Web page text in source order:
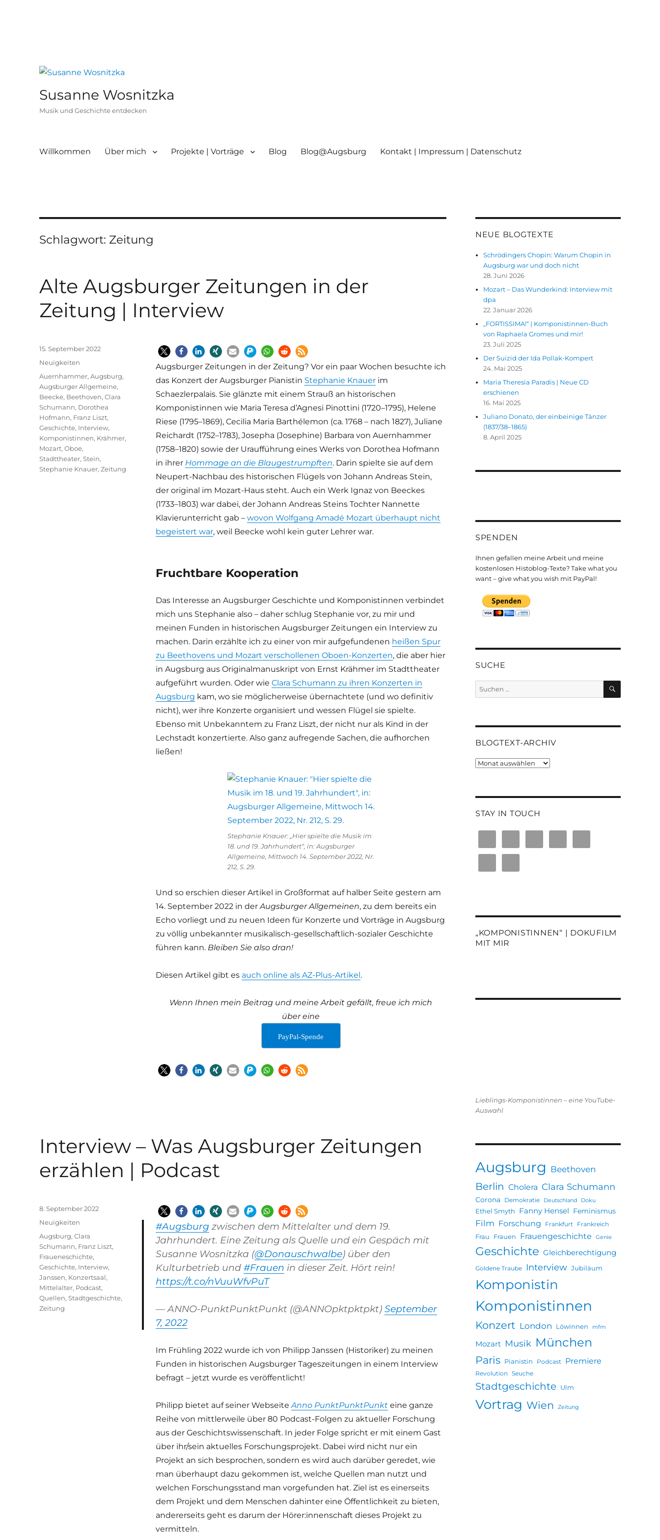
Susanne Wosnitzka
Musik und Geschichte entdecken
Willkommen Über mich Projekte | Vorträge Blog Blog@Augsburg Kontakt | Impressum | Datenschutz
Schlagwort: Zeitung
Alte Augsburger Zeitungen in der
Zeitung | Interview
Augsburger Zeitungen in der Zeitung? Vor ein paar Wochen besuchte ich
das Konzert der Augsburger Pianistin Stephanie Knauerim
Schaezlerpalais. Sie glänzte mit einem Strauß an historischen
Komponistinnen wie Maria Teresa d’Agnesi Pinottini (1720–1795), Helene
Riese (1795–1869), Cecilia Maria Barthélemon (ca. 1768 – nach 1827), Juliane
Reichardt (1752–1783), Josepha (Josephine) Barbara von Auernhammer
(1758–1820) sowie der Uraufführung eines Werks von Dorothea Hofmann
in ihrer Hommage an die Blaugestrumpften. Darin spielte sie auf dem
Neupert-Nachbau des historischen Flügels von Johann Andreas Stein,
der original im Mozart-Haus steht. Auch ein Werk Ignaz von Beeckes
(1733–1803) war dabei, der Johann Andreas Steins Tochter Nannette
Klavierunterricht gab – wovon Wolfgang Amadé Mozart überhaupt nicht
begeistert war, weil Beecke wohl kein guter Lehrer war.
Fruchtbare Kooperation
Das Interesse an Augsburger Geschichte und Komponistinnen verbindet
mich uns Stephanie also – daher schlug Stephanie vor, zu mir und
meinen Funden in historischen Augsburger Zeitungen ein Interview zu
machen. Darin erzählte ich zu einer von mir aufgefundenen heißen Spur
zu Beethovens und Mozart verschollenen Oboen-Konzerten, die aber hier
in Augsburg aus Originalmanuskript von Ernst Krähmer im Stadttheater
aufgeführt wurden. Oder wie Clara Schumann zu ihren Konzerten in
Augsburg kam, wo sie möglicherweise übernachtete (und wo definitiv
nicht), wer ihre Konzerte organisiert und wessen Flügel sie spielte.
Ebenso mit Unbekanntem zu Franz Liszt, der nicht nur als Kind in der
Lechstadt konzertierte. Also ganz aufregende Sachen, die aufhorchen
ließen!
Stephanie Knauer: „Hier spielte die Musik im
18. und 19. Jahrhundert“, in: Augsburger
Allgemeine, Mittwoch 14. September 2022, Nr.
212, S. 29.
Und so erschien dieser Artikel in Großformat auf halber Seite gestern am
14. September 2022 in derAugsburger Allgemeinen, zu dem bereits ein
Echo vorliegt und zu neuen Ideen für Konzerte und Vorträge in Augsburg
zu völlig unbekannter musikalisch-gesellschaftlich-sozialer Geschichte
führen kann. Bleiben Sie also dran!
Diesen Artikel gibt es auch online als AZ-Plus-Artikel.
Wenn Ihnen mein Beitrag und meine Arbeit gefällt, freue ich mich
über eine
PayPal-Spende
Veröffentlicht
15. September 2022
Kategorien
Neuigkeiten
Schlagwörter
Auernhammer,Augsburg,
Augsburger Allgemeine,
Beecke, Beethoven,Clara
Schumann, Dorothea
Hofmann, Franz Liszt,
Geschichte, Interview,
Komponistinnen, Krähmer,
Mozart,Oboe,
Stadttheater,Stein,
Stephanie Knauer,Zeitung
Interview – Was Augsburger Zeitungen
erzählen | Podcast
#Augsburg zwischen dem Mittelalter und dem 19.
Jahrhundert. Eine Zeitung als Quelle und ein Gespäch mit
Susanne Wosnitzka (@Donauschwalbe) über den
Kulturbetrieb und #Frauen in dieser Zeit. Hört rein!
https://t.co/nVuuWfvPuT
— ANNO-PunktPunktPunkt (@ANNOpktpktpkt) September
7, 2022
Im Frühling 2022 wurde ich von Philipp Janssen (Historiker) zu meinen
Funden in historischen Augsburger Tageszeitungen in einem Interview
befragt – jetzt wurde es veröffentlicht!
Philipp bietet auf seiner WebseiteAnno PunktPunktPunkteine ganze
Reihe von mittlerweile über 80 Podcast-Folgen zu aktueller Forschung
aus der Geschichtswissenschaft. In jeder Folge spricht er mit einem Gast
über ihr/sein aktuelles Forschungsprojekt. Dabei wird nicht nur ein
Projekt an sich besprochen, sondern es wird auch darüber geredet, wie
man überhaupt dazu gekommen ist, welche Quellen man nutzt und
welchen Forschungsstand man vorgefunden hat. Ziel ist es einerseits
dem Projekt und dem Menschen dahinter eine Öffentlichkeit zu bieten,
andererseits geht es darum der Hörer:innenschaft dieses Projekt zu
vermitteln.
Veröffentlicht
8. September 2022
Kategorien
Neuigkeiten
Schlagwörter
Augsburg,Clara
Schumann, Franz Liszt,
Fraueneschichte,
Geschichte, Interview,
Janssen, Konzertsaal,
Mittelalter, Podcast,
Quellen,Stadtgeschichte,
Zeitung
NEUE BLOGTEXTE
Schrödingers Chopin: Warum Chopin in
Augsburg war und doch nicht
28. Juni 2026
Mozart – Das Wunderkind: Interview mit
dpa
22. Januar 2026
„FORTISSIMA!“ | Komponistinnen-Buch
von Raphaela Gromes und mir!
23. Juli 2025
Der Suizid der Ida Pollak-Kompert
24. Mai 2025
Maria Theresia Paradis | Neue CD
erschienen
16. Mai 2025
Juliano Donato, der einbeinige Tänzer
(1837/38–1865)
8. April 2025
SPENDEN
Ihnen gefallen meine Arbeit und meine
kostenlosen Histoblog-Texte? Take what you
want – give what you wish mit PayPal!
SUCHE
Suchen
SUCHEN
BLOGTEXT-ARCHIV
Blogtext-
STAY IN TOUCH
„KOMPONISTINNEN“ | DOKUFILM
MIT MIR
Lieblings-Komponistinnen – eine YouTube-
Auswahl
Augsburg Beethoven
Berlin Cholera Clara Schumann
Corona Demokratie Deutschland Doku
Ethel Smyth Fanny Hensel Feminismus
Film Forschung Frankfurt Frankreich
Frau Frauen Frauengeschichte Genie
Geschichte Gleichberechtigung
Goldene Traube Interview Jubiläum
Komponistin
Komponistinnen
Konzert London Löwinnen mfm
Mozart Musik München
Paris Pianistin Podcast Premiere
Revolution Seuche
Stadtgeschichte Ulm
Vortrag Wien Zeitung